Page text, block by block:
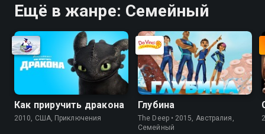
Ещё в жанре: Cемейный
Как приручить дракона
2010, США, Приключения
Глубина
The Deep • 2015, Австралия,
Cемейный